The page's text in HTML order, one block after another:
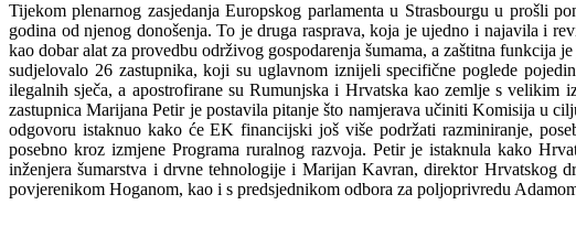
Tijekom plenarnog zasjedanja Europskog parlamenta u Strasbourgu u prošli
godina od njenog donošenja. To je druga rasprava, koja je ujedno i najavila i
kao dobar alat za provedbu održivog gospodarenja šumama, a zaštitna funkcija
sudjelovalo 26 zastupnika, koji su uglavnom iznijeli specifične poglede
ilegalnih sječa, a apostrofirane su Rumunjska i Hrvatska kao zemlje s
zastupnica Marijana Petir je postavila pitanje što namjerava učiniti Komisija u
odgovoru istaknuo kako će EK financijski još više podržati razminiranje,
posebno kroz izmjene Programa ruralnog razvoja. Petir je istaknula kako
inženjera šumarstva i drvne tehnologije i Marijan Kavran, direktor Hrvatskog
povjerenikom Hoganom, kao i s predsjednikom odbora za poljoprivredu